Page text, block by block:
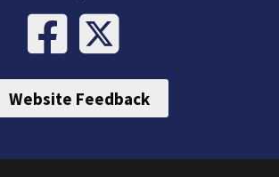
Website Feedback